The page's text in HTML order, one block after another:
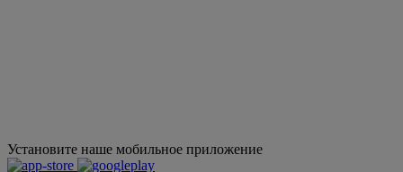
Установите наше мобильное приложение